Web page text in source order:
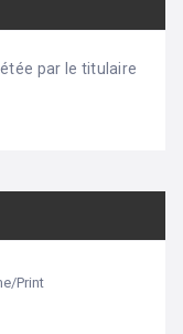
par le titulaire
Print